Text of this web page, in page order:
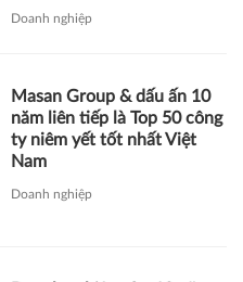
Doanh nghiệp
Masan Group & dấu ấn 10
năm liên tiếp là Top 50 công
ty niêm yết tốt nhất Việt
Nam
Doanh nghiệp